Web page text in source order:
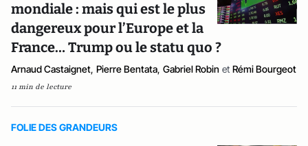
mondiale : mais qui est le plus
dangereux pour l’Europe et la
France… Trump ou le statu quo ?
Arnaud Castaignet, Pierre Bentata, Gabriel Robin et Rémi Bourgeot
11 min de lecture
FOLIE DES GRANDEURS